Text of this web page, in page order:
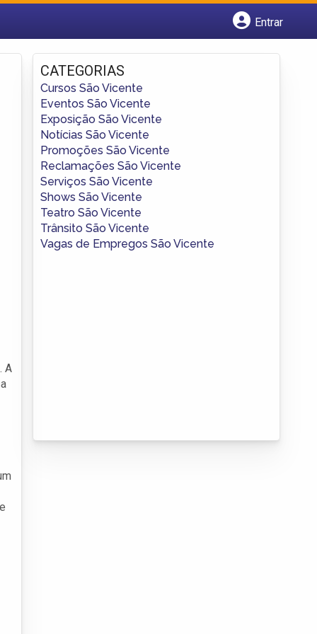
Entrar
Fazer login
Criar conta
A
CATEGORIAS
Cursos São Vicente
Eventos São Vicente
Exposição São Vicente
Notícias São Vicente
Promoções São Vicente
Reclamações São Vicente
Serviços São Vicente
Shows São Vicente
Teatro São Vicente
Trânsito São Vicente
Vagas de Empregos São Vicente